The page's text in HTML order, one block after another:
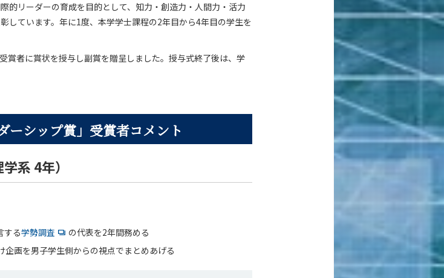
的リーダーの育成を目的として、知力・創造力・人間力・活力
しています。年に1度、本学学士課程の2年目から4年目の学生を
賞者に賞状を授与し副賞を贈呈しました。授与式終了後は、学
ーシップ賞」受賞者コメント
系 4年）
する学勢調査
の代表を2年間務める
画を男子学生側からの視点でまとめあげる